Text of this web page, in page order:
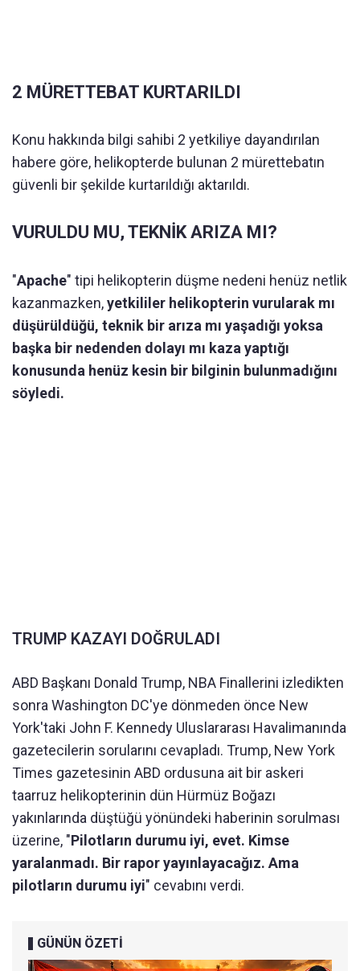
2 MÜRETTEBAT KURTARILDI
Konu hakkında bilgi sahibi 2 yetkiliye dayandırılan
habere göre, helikopterde bulunan 2 mürettebatın
güvenli bir şekilde kurtarıldığı aktarıldı.
VURULDU MU, TEKNİK ARIZA MI?
"Apache" tipi helikopterin düşme nedeni henüz netlik
kazanmazken,yetkililer helikopterin vurularak mı
düşürüldüğü, teknik bir arıza mı yaşadığı yoksa
başka bir nedenden dolayı mı kaza yaptığı
konusunda henüz kesin bir bilginin bulunmadığını
söyledi.
TRUMP KAZAYI DOĞRULADI
ABD Başkanı Donald Trump, NBA Finallerini izledikten
sonra Washington DC'ye dönmeden önce New
York'taki John F. Kennedy Uluslararası Havalimanında
gazetecilerin sorularını cevapladı. Trump, New York
Times gazetesinin ABD ordusuna ait bir askeri
taarruz helikopterinin dün Hürmüz Boğazı
yakınlarında düştüğü yönündeki haberinin sorulması
üzerine, "Pilotların durumu iyi, evet. Kimse
yaralanmadı. Bir rapor yayınlayacağız. Ama
pilotların durumu iyi" cevabını verdi.
GÜNÜN ÖZETİ